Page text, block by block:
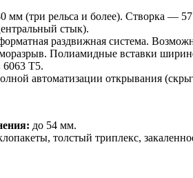
мм (три рельса и более). Створка —
стык).
раздвижная система.
Полиамидные вставки
T5.
автоматизации открывания
до 54 мм.
толстый триплекс,